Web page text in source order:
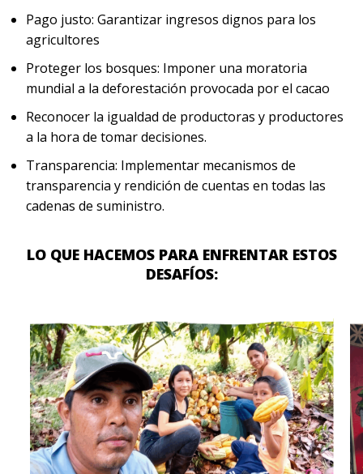
Pago justo: Garantizar ingresos dignos para los
agricultores
Proteger los bosques: Imponer una moratoria
mundial a la deforestación provocada por el cacao
Reconocer la igualdad de productoras y productores
a la hora de tomar decisiones.
Transparencia: Implementar mecanismos de
transparencia y rendición de cuentas en todas las
cadenas de suministro.
LO QUE HACEMOS PARA ENFRENTAR ESTOS
DESAFÍOS: